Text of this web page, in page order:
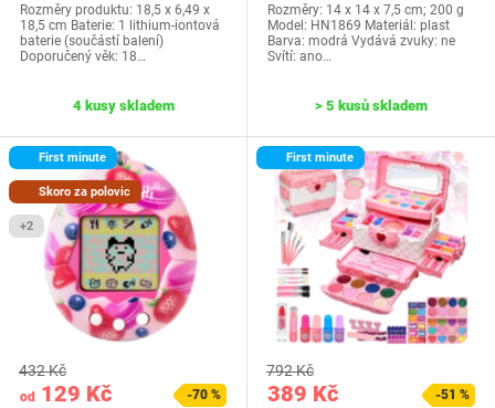
Rozměry produktu: ‎18,5 x 6,49 x
18,5 cm Baterie: ‎1 lithium-iontová
baterie (součástí balení)
Doporučený věk: ‎18…
4 kusy skladem
Rozměry: ‎14 x 14 x 7,5 cm; 200 g
Model: ‎HN1869 Materiál: plast
Barva: modrá Vydává zvuky: ne
Svítí: ano…
> 5 kusů skladem
First minute
Skoro za polovic
+2
od 129 Kč
432 Kč
-70 %
First minute
389 Kč
792 Kč
-51 %